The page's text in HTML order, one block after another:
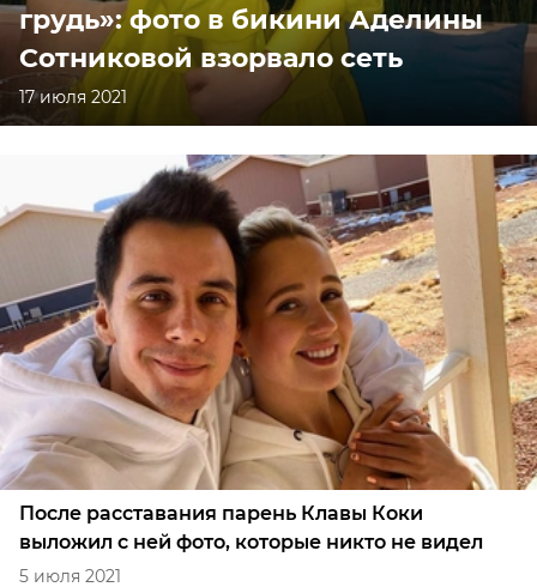
грудь»: фото в бикини Аделины
Сотниковой взорвало сеть
17 июля 2021
После расставания парень Клавы Коки
выложил с ней фото, которые никто не видел
5 июля 2021